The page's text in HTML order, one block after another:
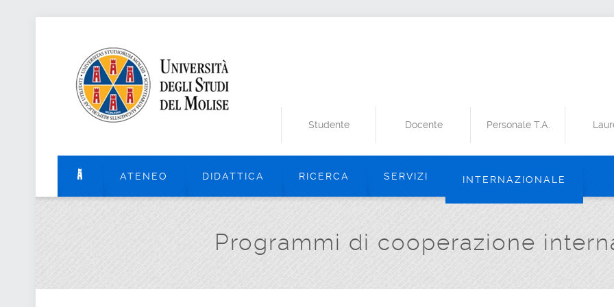
Studente Docente Personale T.A.
ATENEO DIDATTICA RICERCA SERVIZI INTERNAZIONALE
Programmi di cooperazione